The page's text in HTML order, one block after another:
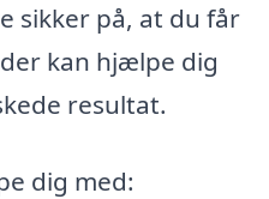
sikker på, at du får
kan hjælpe dig
resultat.
dig med: